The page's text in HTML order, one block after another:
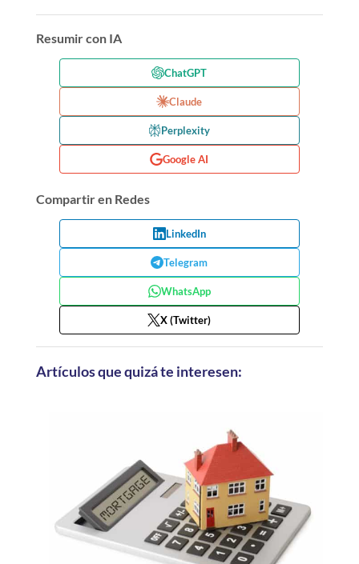
Resumir con IA
ChatGPT
Claude
Perplexity
Google AI
Compartir en Redes
LinkedIn
Telegram
WhatsApp
X (Twitter)
Artículos que quizá te interesen: